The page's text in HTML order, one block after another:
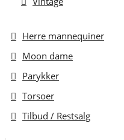
Herre mannequiner
Moon dame
Parykker
Torsoer
Tilbud / Restsalg